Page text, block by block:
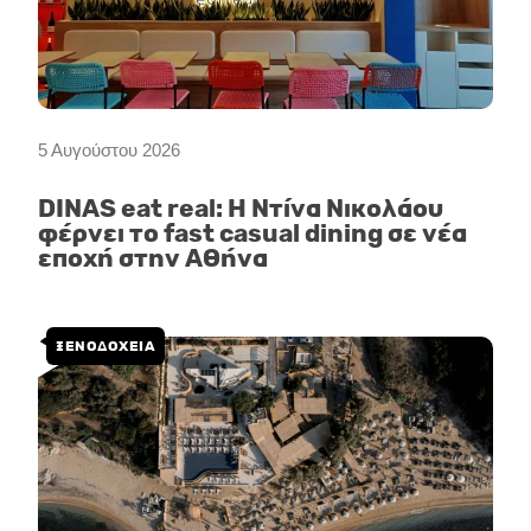
5 Αυγούστου 2026
DINAS eat real: Η Ντίνα Νικολάου
φέρνει το fast casual dining σε νέα
εποχή στην Αθήνα
ΞΕΝΟΔΟΧΕΙΑ